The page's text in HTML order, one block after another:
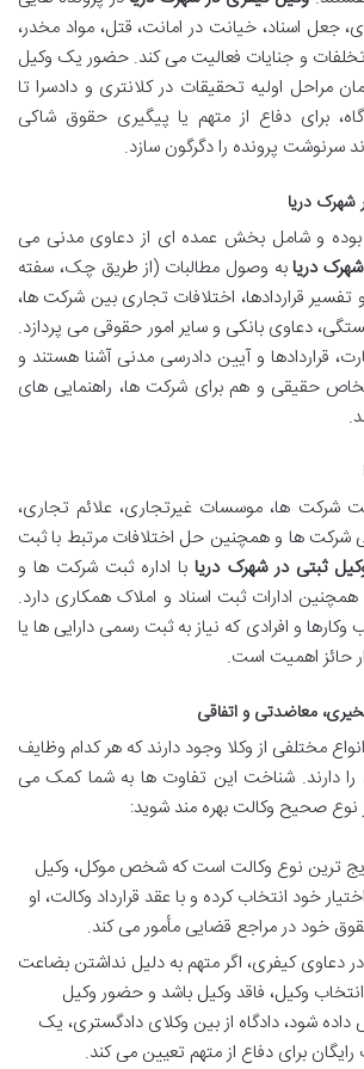
جعل اسناد، خیانت در امانت، قتل، مواد مخدر،
تخلفات و جنایات فعالیت می کند. حضور یک وکیل
اولیه تحقیقات در کلانتری و دادسرا تا
برای دفاع از متهم یا پیگیری حقوق شاکی
پرونده را دگرگون سازد.
دریا
و شامل بخش عمده ای از دعاوی مدنی می
دریابه وصول مطالبات (از طریق چک، سفته
تفسیر قراردادها، اختلافات تجاری بین شرکت ها،
دعاوی بانکی و سایر امور حقوقی می پردازد.
قراردادها و آیین دادرسی مدنی آشنا هستند و
حقیقی و هم برای شرکت ها، راهنمایی های
شرکت ها، موسسات غیرتجاری، علائم تجاری،
شرکت ها و همچنین حل اختلافات مرتبط با ثبت
ثبتی در شهرک دریابا اداره ثبت شرکت ها و
ادارات ثبت اسناد و املاک همکاری دارد.
و افرادی که نیاز به ثبت رسمی دارایی ها یا
حائز اهمیت است.
معاضدتی و اتفاقی
مختلفی از وکلا وجود دارند که هر کدام وظایف
دارند. شناخت این تفاوت ها به شما کمک می
نوع صحیح وکالت بهره مند شوید:
ترین نوع وکالت است که شخص موکل، وکیل
خود انتخاب کرده و با عقد قرارداد وکالت، او
خود در مراجع قضایی مأمور می کند.
در دعاوی کیفری، اگر متهم به دلیل نداشتن بضاعت
انتخاب وکیل، فاقد وکیل باشد و حضور وکیل
شود، دادگاه از بین وکلای دادگستری، یک
برای دفاع از متهم تعیین می کند.